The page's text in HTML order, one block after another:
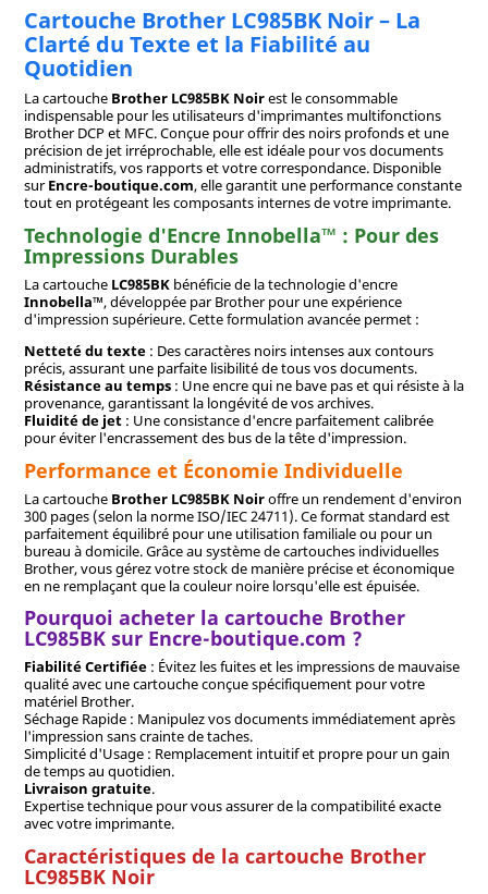
Cartouche Brother LC985BK Noir – La
Clarté du Texte et la Fiabilité au
Quotidien
La cartouche Brother LC985BK Noirest le consommable
indispensable pour les utilisateurs d'imprimantes multifonctions
Brother DCP et MFC. Conçue pour offrir des noirs profonds et une
précision de jet irréprochable, elle est idéale pour vos documents
administratifs, vos rapports et votre correspondance. Disponible
surEncre-boutique.com, elle garantit une performance constante
tout en protégeant les composants internes de votre imprimante.
Technologie d'Encre Innobella™ : Pour des
Impressions Durables
La cartouche LC985BKbénéficie de la technologie d'encre
Innobella™, développée par Brother pour une expérience
d'impression supérieure. Cette formulation avancée permet :
Netteté du texte: Des caractères noirs intenses aux contours
précis, assurant une parfaite lisibilité de tous vos documents.
Résistance au temps: Une encre qui ne bave pas et qui résiste à la
provenance, garantissant la longévité de vos archives.
Fluidité de jet: Une consistance d'encre parfaitement calibrée
pour éviter l'encrassement des bus de la tête d'impression.
Performance et Économie Individuelle
La cartouche Brother LC985BK Noiroffre un rendement d'environ
300 pages (selon la norme ISO/IEC 24711). Ce format standard est
parfaitement équilibré pour une utilisation familiale ou pour un
bureau à domicile. Grâce au système de cartouches individuelles
Brother, vous gérez votre stock de manière précise et économique
en ne remplaçant que la couleur noire lorsqu'elle est épuisée.
Pourquoi acheter la cartouche Brother
LC985BK sur Encre-boutique.com ?
Fiabilité Certifiée: Évitez les fuites et les impressions de mauvaise
qualité avec une cartouche conçue spécifiquement pour votre
matériel Brother.
Séchage Rapide : Manipulez vos documents immédiatement après
l'impression sans crainte de taches.
Simplicité d'Usage : Remplacement intuitif et propre pour un gain
de temps au quotidien.
Livraison gratuite.
Expertise technique pour vous assurer de la compatibilité exacte
avec votre imprimante.
Caractéristiques de la cartouche Brother
LC985BK Noir